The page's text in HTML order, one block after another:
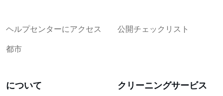
ヘルプセンターにアクセス
公開チェックリスト
都市
について クリーニングサービス